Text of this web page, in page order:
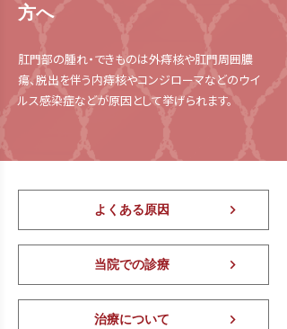
方へ
肛門部の腫れ・できものは外痔核や肛門周囲膿
瘍、脱出を伴う内痔核やコンジローマなどのウイ
ルス感染症などが原因として挙げられます。
よくある原因
当院での診療
治療について